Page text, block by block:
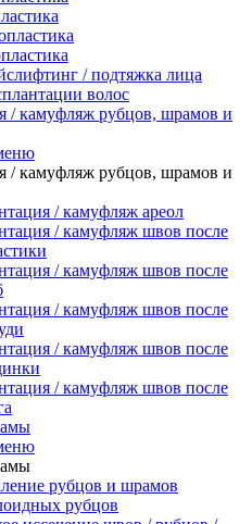
/ подтяжка лица
волос
/ камуфляж рубцов, шрамов и
/ камуфляж рубцов, шрамов и
/ камуфляж ареол
/ камуфляж швов после
/ камуфляж швов после
/ камуфляж швов после
/ камуфляж швов после
/ камуфляж швов после
рубцов и шрамов
рубцов